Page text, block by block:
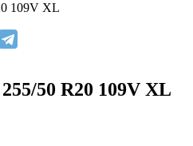
109V XL
50 R20 109V XL